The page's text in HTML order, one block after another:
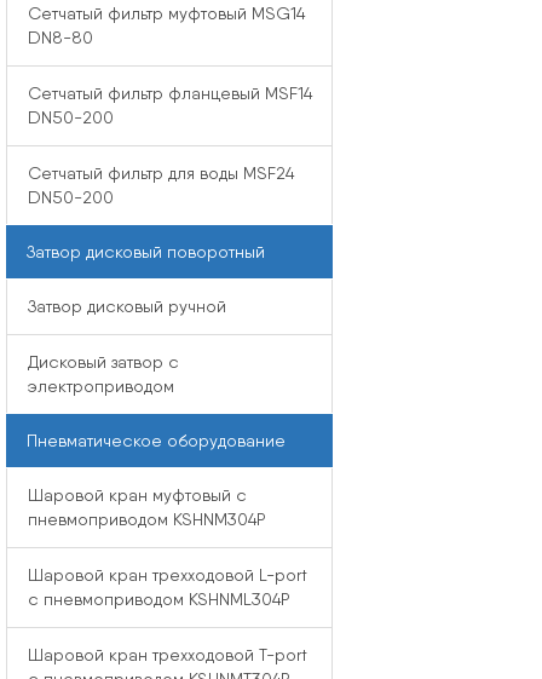
Сетчатый фильтр муфтовый MSG14
DN8-80
Сетчатый фильтр фланцевый MSF14
DN50-200
Сетчатый фильтр для воды MSF24
DN50-200
Затвор дисковый поворотный
Затвор дисковый ручной
Дисковый затвор с
электроприводом
Пневматическое оборудование
Шаровой кран муфтовый с
пневмоприводом KSHNM304P
Шаровой кран трехходовой L-port
с пневмоприводом KSHNML304P
Шаровой кран трехходовой T-port